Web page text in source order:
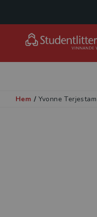
Hem / Yvonne Terjestam